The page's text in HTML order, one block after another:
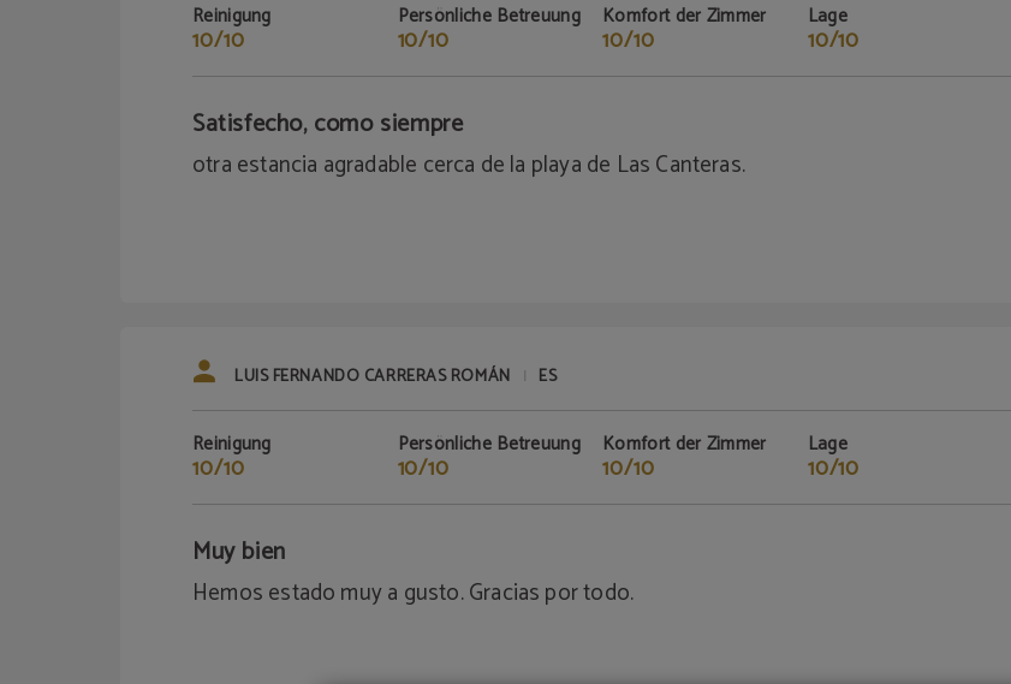
Reinigung
10/10
Persönliche Betreuung
10/10
Komfort der Zimmer
10/10
Lage
10/10
Satisfecho, como siempre
otra estancia agradable cerca de la playa de Las Canteras.
LUIS FERNANDO CARRERAS ROMÁN | ES
Reinigung
10/10
Persönliche Betreuung
10/10
Komfort der Zimmer
10/10
Lage
10/10
Muy bien
Hemos estado muy a gusto. Gracias por todo.